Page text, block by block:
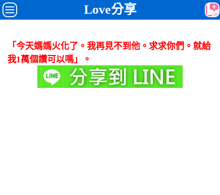
Love分享
「今天媽媽火化了。我再見不到他。求求你們。就給
我1萬個讚可以嗎」。